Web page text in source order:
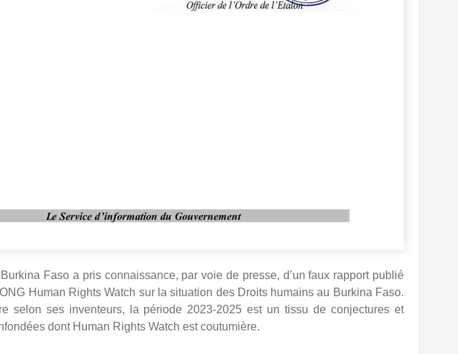
Faso a pris connaissance, par voie de presse, d’un faux rapport publié
Human Rights Watch sur la situation des Droits humains au Burkina Faso.
selon ses inventeurs, la période 2023-2025 est un tissu de conjectures et
dont Human Rights Watch est coutumière.